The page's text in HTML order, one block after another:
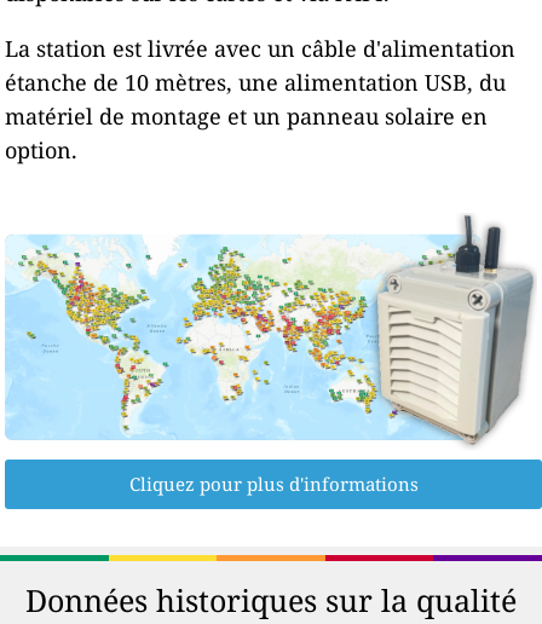
La station est livrée avec un câble d'alimentation
étanche de 10 mètres, une alimentation USB, du
matériel de montage et un panneau solaire en
option.
Cliquez pour plus d'informations
Données historiques sur la qualité